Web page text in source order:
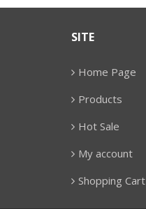
SITE
Home Page
Products
Hot Sale
My account
Shopping Cart